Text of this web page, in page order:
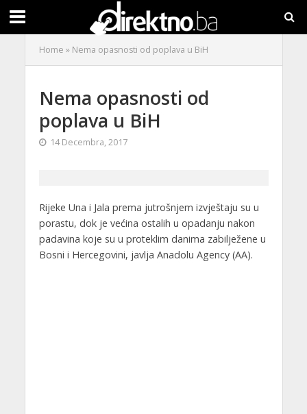
Home » Nema opasnosti od poplava u BiH
Nema opasnosti od
poplava u BiH
14 Decembra, 2017
Rijeke Una i Jala prema jutrošnjem izvještaju su u
porastu, dok je većina ostalih u opadanju nakon
padavina koje su u proteklim danima zabilježene u
Bosni i Hercegovini, javlja Anadolu Agency (AA).